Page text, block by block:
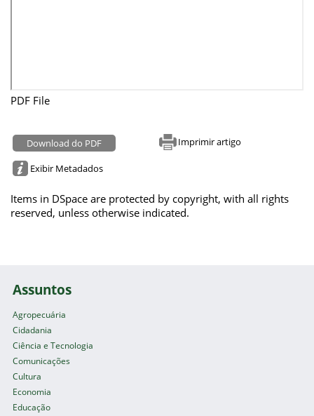
PDF File
Download do PDF Imprimir artigo
Exibir Metadados
Items in DSpace are protected by copyright, with all rights
reserved, unless otherwise indicated.
Assuntos
Agropecuária
Cidadania
Ciência e Tecnologia
Comunicações
Cultura
Economia
Educação